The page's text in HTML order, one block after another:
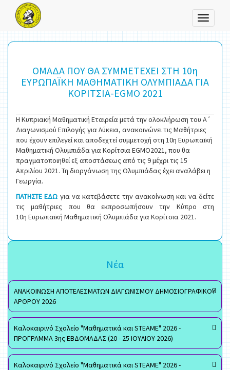
Toggle
ΟΜΑΔΑ ΠΟΥ ΘΑ ΣΥΜΜΕΤΕΧΕΙ ΣΤΗ 10η
ΕΥΡΩΠΑΪΚΗ ΜΑΘΗΜΑΤΙΚΗ ΟΛΥΜΠΙΑΔΑ ΓΙΑ
ΚΟΡΙΤΣΙΑ-EGMO 2021
Η Κυπριακή Μαθηματική Εταιρεία μετά την ολοκλήρωση του Α΄
Διαγωνισμού Επιλογής για Λύκεια, ανακοινώνει τις Μαθήτριες
που έχουν επιλεγεί και αποδεχτεί συμμετοχή στη 10η Ευρωπαϊκή
Μαθηματική Ολυμπιάδα για Κορίτσια EGMO2021, που θα
πραγματοποιηθεί εξ αποστάσεως από τις 9 μέχρι τις 15
Απριλίου 2021. Τη διοργάνωση της Ολυμπιάδας έχει αναλάβει η
Γεωργία.
ΠΑΤΗΣΤΕ ΕΔΩ για να κατεβάσετε την ανακοίνωση και να δείτε
τις μαθήτριες που θα εκπροσωπήσουν την Κύπρο στη
10η Ευρωπαϊκή Μαθηματική Ολυμπιάδα για Κορίτσια 2021.
Νέα
ΑΝΑΚΟΙΝΩΣΗ ΑΠΟΤΕΛΕΣΜΑΤΩΝ ΔΙΑΓΩΝΙΣΜΟΥ ΔΗΜΟΣΙΟΓΡΑΦΙΚΟΥ
ΑΡΘΡΟΥ 2026
Καλοκαιρινό Σχολείο "Μαθηματικά και STEAME" 2026 -
ΠΡΟΓΡΑΜΜΑ 3ης ΕΒΔΟΜΑΔΑΣ (20 - 25 ΙΟΥΛΙΟΥ 2026)
Καλοκαιρινό Σχολείο "Μαθηματικά και STEAME" 2026 -